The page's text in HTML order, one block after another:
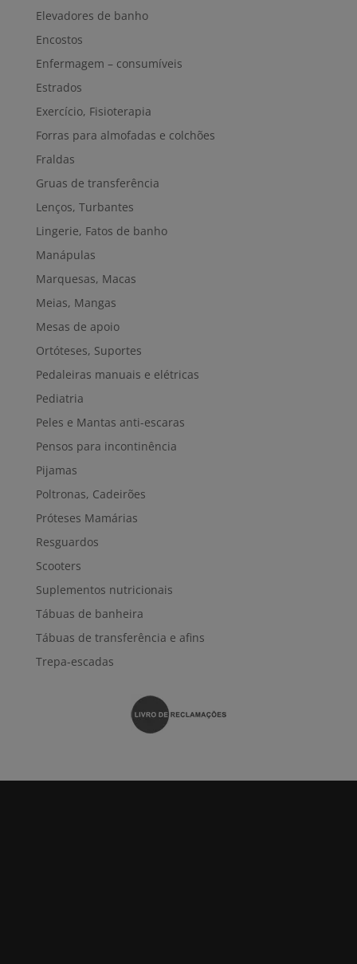
Elevadores de banho
Encostos
Enfermagem – consumíveis
Estrados
Exercício, Fisioterapia
Forras para almofadas e colchões
Fraldas
Gruas de transferência
Lenços, Turbantes
Lingerie, Fatos de banho
Manápulas
Marquesas, Macas
Meias, Mangas
Mesas de apoio
Ortóteses, Suportes
Pedaleiras manuais e elétricas
Pediatria
Peles e Mantas anti-escaras
Pensos para incontinência
Pijamas
Poltronas, Cadeirões
Próteses Mamárias
Resguardos
Scooters
Suplementos nutricionais
Tábuas de banheira
Tábuas de transferência e afins
Trepa-escadas